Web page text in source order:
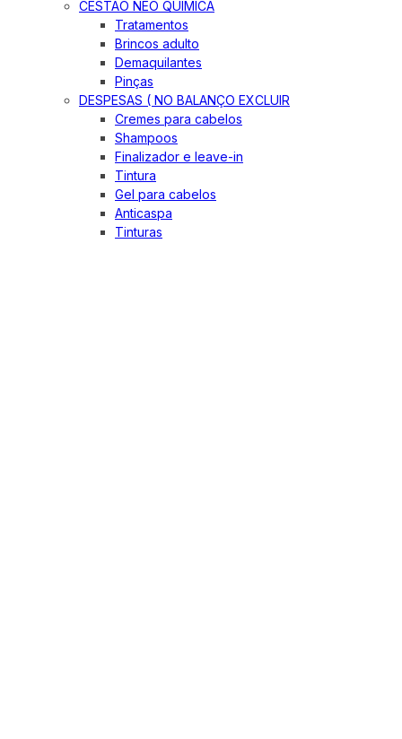
CESTÃO NEO QUIMICA
Tratamentos
Brincos adulto
Demaquilantes
Pinças
DESPESAS ( NO BALANÇO EXCLUIR
Cremes para cabelos
Shampoos
Finalizador e leave-in
Tintura
Gel para cabelos
Anticaspa
Tinturas